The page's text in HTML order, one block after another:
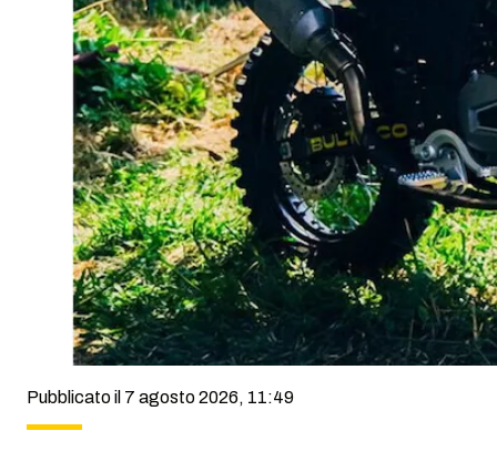
Pubblicato il 7 agosto 2026, 11:49